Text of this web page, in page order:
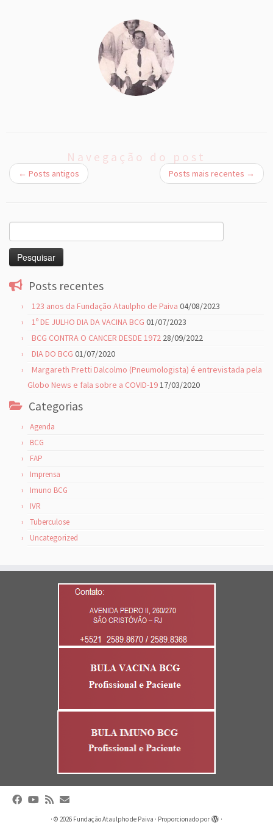
Navegação do post
← Posts antigos Posts mais recentes →
por:
Posts recentes
123 anos da Fundação Ataulpho de Paiva 04/08/2023
1º DE JULHO DIA DA VACINA BCG 01/07/2023
BCG CONTRA O CANCER DESDE 1972 28/09/2022
DIA DO BCG 01/07/2020
Margareth Pretti Dalcolmo (Pneumologista) é entrevistada pela
Globo News e fala sobre a COVID-1917/03/2020
Categorias
Agenda
BCG
FAP
Imprensa
Imuno BCG
IVR
Tuberculose
Uncategorized
· © 2026 Fundação Ataulpho de Paiva · Proporcionado por ·